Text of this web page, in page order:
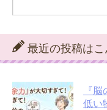
最近の投稿は
『
低い